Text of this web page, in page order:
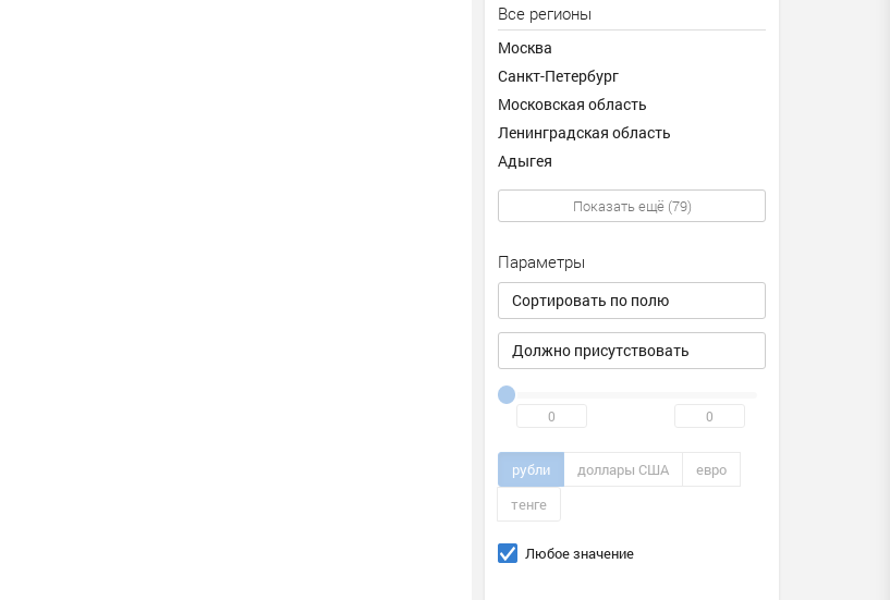
Все регионы
Москва
Санкт-Петербург
Московская область
Ленинградская область
Адыгея
Показать ещё (79)
Параметры
Сортировать по полю
Должно присутствовать
рубли доллары США
евро
тенге
Любое значение